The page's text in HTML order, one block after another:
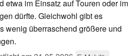
etwa im Einsatz auf Touren oder im
dürfte. Gleichwohl gibt es
wenig überraschend größere und